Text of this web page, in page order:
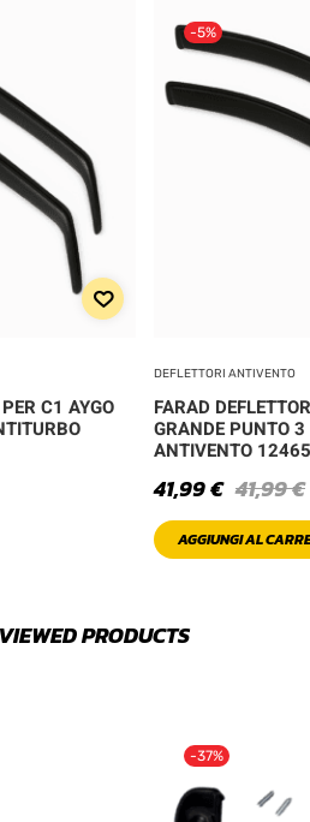
C1 AYGO
-5%
DEFLETTORI ANTIVENTO
FARAD
GRANDE PUNTO
ANTIVENTO 12465
41,99€
41,99€
AGGIUNGI AL
PRODUCTS
-37%